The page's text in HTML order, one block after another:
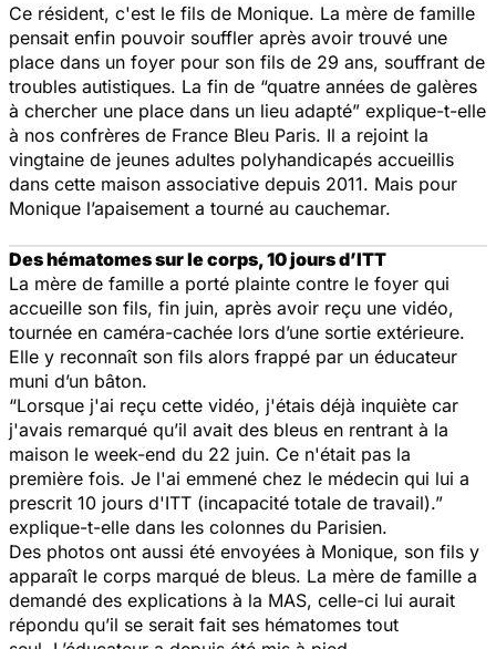
Ce résident, c'est le fils de Monique. La mère de famille
pensait enfin pouvoir souffler après avoir trouvé une
place dans un foyer pour son fils de 29 ans, souffrant de
troubles autistiques. La fin de “quatre années de galères
à chercher une place dans un lieu adapté” explique-t-elle
à nos confrères de France Bleu Paris. Il a rejoint la
vingtaine de jeunes adultes polyhandicapés accueillis
dans cette maison associative depuis 2011. Mais pour
Monique l’apaisement a tourné au cauchemar.
Des hématomes sur le corps, 10 jours d’ITT
La mère de famille a porté plainte contre le foyer qui
accueille son fils, fin juin, après avoir reçu une vidéo,
tournée en caméra-cachée lors d’une sortie extérieure.
Elle y reconnaît son fils alors frappé par un éducateur
muni d’un bâton.
“Lorsque j'ai reçu cette vidéo, j'étais déjà inquiète car
j'avais remarqué qu’il avait des bleus en rentrant à la
maison le week-end du 22 juin. Ce n'était pas la
première fois. Je l'ai emmené chez le médecin qui lui a
prescrit 10 jours d'ITT (incapacité totale de travail).”
explique-t-elle dans les colonnes du Parisien.
Des photos ont aussi été envoyées à Monique, son fils y
apparaît le corps marqué de bleus. La mère de famille a
demandé des explications à la MAS, celle-ci lui aurait
répondu qu’il se serait fait ses hématomes tout